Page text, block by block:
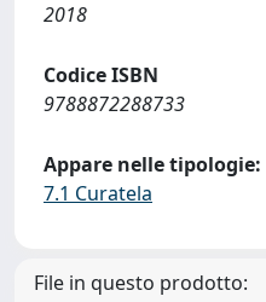
2018
Codice ISBN
9788872288733
Appare nelle tipologie:
7.1 Curatela
File in questo prodotto: